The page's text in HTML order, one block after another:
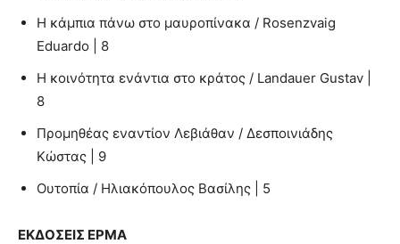
Η κάμπια πάνω στο μαυροπίνακα / Rosenzvaig
Eduardo | 8
Η κοινότητα ενάντια στο κράτος / Landauer Gustav |
8
Προμηθέας εναντίον Λεβιάθαν / Δεσποινιάδης
Κώστας | 9
Ουτοπία / Ηλιακόπουλος Βασίλης | 5
ΕΚΔΟΣΕΙΣ ΕΡΜΑ